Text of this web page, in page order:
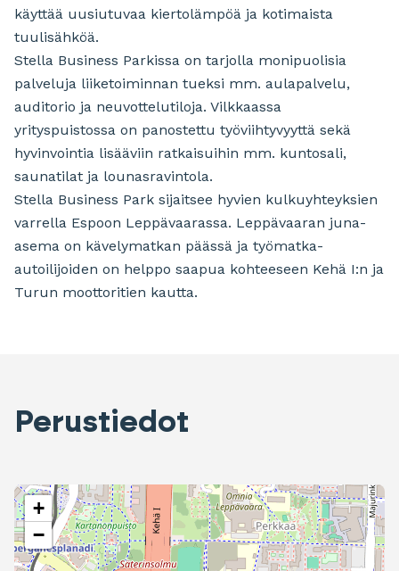
käyttää uusiutuvaa kiertolämpöä ja kotimaista
tuulisähköä.
Stella Business Parkissa on tarjolla monipuolisia
palveluja liiketoiminnan tueksi mm. aulapalvelu,
auditorio ja neuvottelutiloja. Vilkkaassa
yrityspuistossa on panostettu työviihtyvyyttä sekä
hyvinvointia lisääviin ratkaisuihin mm. kuntosali,
saunatilat ja lounasravintola.
Stella Business Park sijaitsee hyvien kulkuyhteyksien
varrella Espoon Leppävaarassa. Leppävaaran juna-
asema on kävelymatkan päässä ja työmatka-
autoilijoiden on helppo saapua kohteeseen Kehä I:n ja
Turun moottoritien kautta.
Perustiedot
+
−